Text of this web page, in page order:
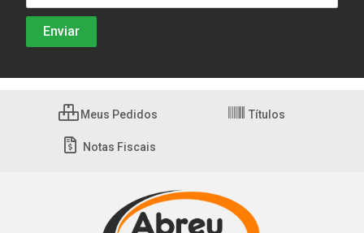
Meus Pedidos Títulos
Notas Fiscais